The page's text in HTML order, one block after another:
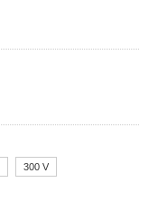
300 V